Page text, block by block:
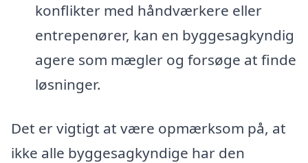
konflikter med håndværkere eller
entrepenører, kan en byggesagkyndig
agere som mægler og forsøge at finde
løsninger.
Det er vigtigt at være opmærksom på, at
ikke alle byggesagkyndige har den